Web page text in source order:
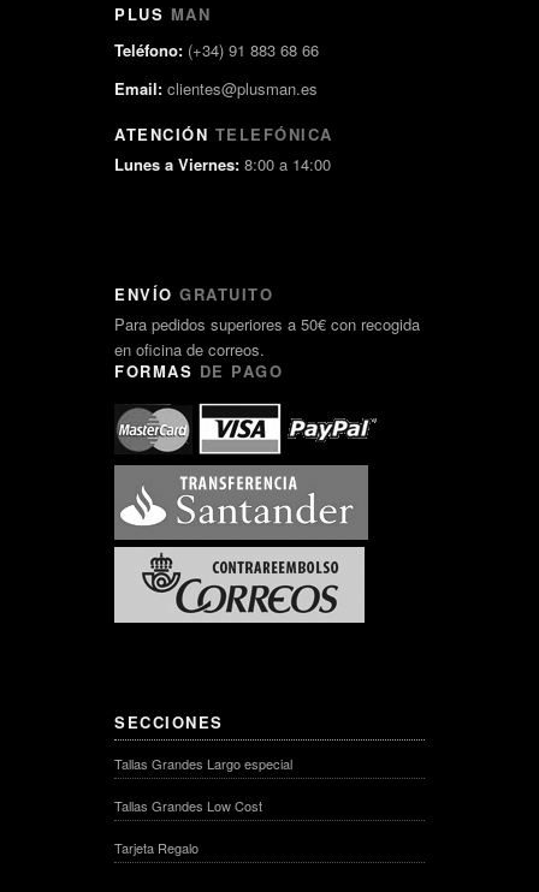
PLUS MAN
Teléfono: (+34) 91 883 68 66
Email: clientes@plusman.es
ATENCIÓN TELEFÓNICA
Lunes a Viernes: 8:00 a 14:00
ENVÍO GRATUITO
Para pedidos superiores a 50€ con recogida
en oficina de correos.
FORMAS DE PAGO
SECCIONES
Tallas Grandes Largo especial
Tallas Grandes Low Cost
Tarjeta Regalo